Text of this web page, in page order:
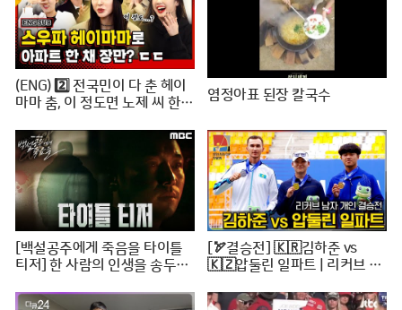
(ENG) 2️⃣ 전국민이 다 춘 헤이
마마 춤, 이 정도면 노제 씨 한강
지? (순수한 궁금증) / [문명특
급 EP.222-2]
염정아표 된장 칼국수
[백설공주에게 죽음을 타이틀
티저] 한 사람의 인생을 송두리
0816 방송
[🏹결승전] 🇰🇷김하준 vs
🇰🇿압둘린 일파트 | 리커브 남
3차 양궁대회]